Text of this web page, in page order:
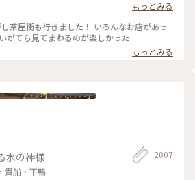
#ひゃくまんさん #夕涼み #お散歩 #
ぷ金沢 #クラシカル
ぷ旅2024
しかごのような細い格子を見かけました。
、芸妓さんの三
が聞こえてきました。 石畳の上をのんびり
っぷ旅 #レトロな街
もっとみる
茶屋街も行きました！ いろんなお店があっ
がてら見てまわるのが楽しかった
もっとみる
水の神様
貴船・下鴨
2007